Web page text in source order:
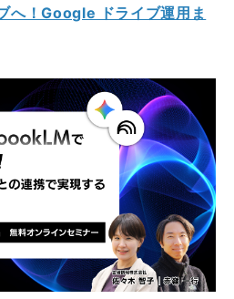
へ！Google ドライブ運用ま